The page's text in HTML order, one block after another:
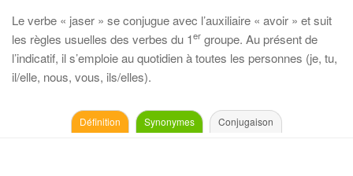
Le verbe « jaser » se conjugue avec l’auxiliaire « avoir » et suit
les règles usuelles des verbes du 1er groupe. Au présent de
l’indicatif, il s’emploie au quotidien à toutes les personnes (je, tu,
il/elle, nous, vous, ils/elles).
Définition Synonymes Conjugaison